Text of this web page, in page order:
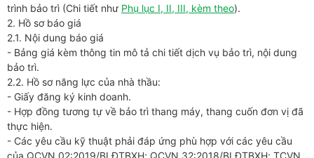
trình bảo trì (Chi tiết như Phụ lục I, II, III, kèm theo).
2. Hồ sơ báo giá
2.1. Nội dung báo giá
- Bảng giá kèm thông tin mô tả chi tiết dịch vụ bảo trì, nội dung
bảo trì.
2.2. Hồ sơ năng lực của nhà thầu:
- Giấy đăng ký kinh doanh.
- Hợp đồng tương tự về bảo trì thang máy, thang cuốn đơn vị đã
thực hiện.
- Các yêu cầu kỹ thuật phải đáp ứng phù hợp với các yêu cầu
của QCVN 02:2019/BLĐTBXH; QCVN 32:2018/BLĐTBXH; TCVN